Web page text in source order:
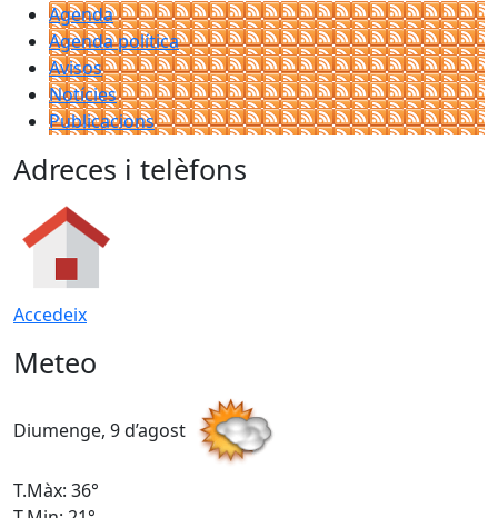
Agenda
Agenda política
Avisos
Notícies
Publicacions
Adreces i telèfons
Accedeix
Meteo
Diumenge, 9 d’agost
T.Màx: 36°